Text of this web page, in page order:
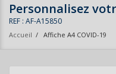
Personnalisez
REF : AF-A15850
Accueil / Affiche A4 COVID-19